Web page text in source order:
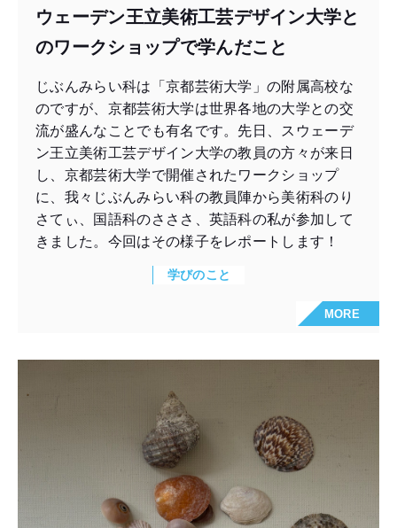
ウェーデン王立美術工芸デザイン大学と
のワークショップで学んだこと
じぶんみらい科は「京都芸術大学」の附属高校な
のですが、京都芸術大学は世界各地の大学との交
流が盛んなことでも有名です。先日、スウェーデ
ン王立美術工芸デザイン大学の教員の方々が来日
し、京都芸術大学で開催されたワークショップ
に、我々じぶんみらい科の教員陣から美術科のり
さてぃ、国語科のさささ、英語科の私が参加して
きました。今回はその様子をレポートします！
学びのこと
MORE